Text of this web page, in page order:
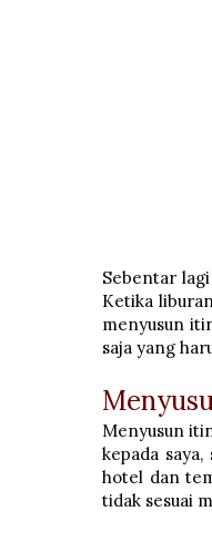
Sebentar
Ketika
menyusun
saja yang
Menyusun
kepada
hotel dan
tidak sesuai